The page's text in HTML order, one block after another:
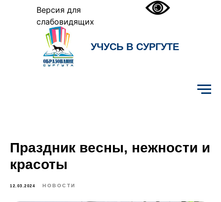
Версия для
слабовидящих
УЧУСЬ В СУРГУТЕ
Праздник весны, нежности и
красоты
12.03.2024 НОВОСТИ